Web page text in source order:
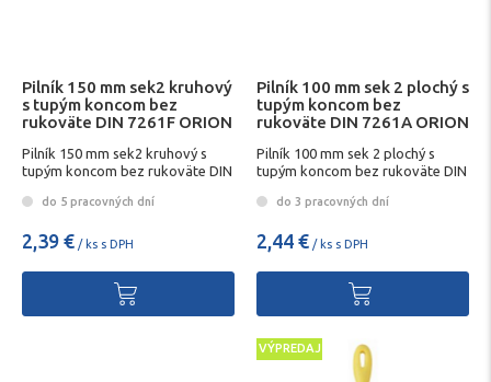
Pilník 150 mm sek2 kruhový
s tupým koncom bez
rukoväte DIN 7261F ORION
Pilník 150 mm sek2 kruhový s
tupým koncom bez rukoväte DIN
do 5 pracovných dní
2,39 € / ks s DPH
Pilník 100 mm sek 2 plochý s
tupým koncom bez
rukoväte DIN 7261A ORION
Pilník 100 mm sek 2 plochý s
tupým koncom bez rukoväte DIN
do 3 pracovných dní
2,44 € / ks s DPH
VÝPREDAJ